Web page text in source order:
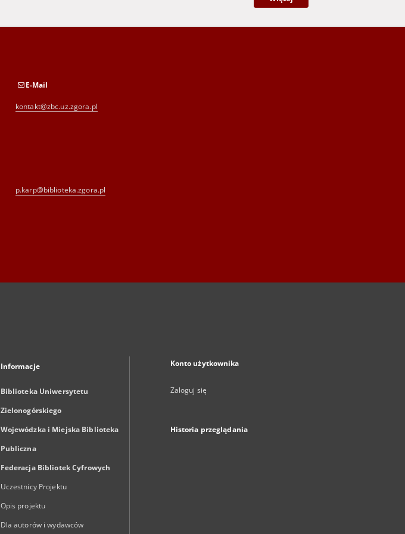
E-Mail
kontakt@zbc.uz.zgora.pl
p.karp@biblioteka.zgora.pl
Informacje
Biblioteka Uniwersytetu
Zielonogórskiego
Wojewódzka i Miejska Biblioteka
Publiczna
Federacja Bibliotek Cyfrowych
Uczestnicy Projektu
Opis projektu
Dla autorów i wydawców
Konto użytkownika
Zaloguj się
Historia przeglądania